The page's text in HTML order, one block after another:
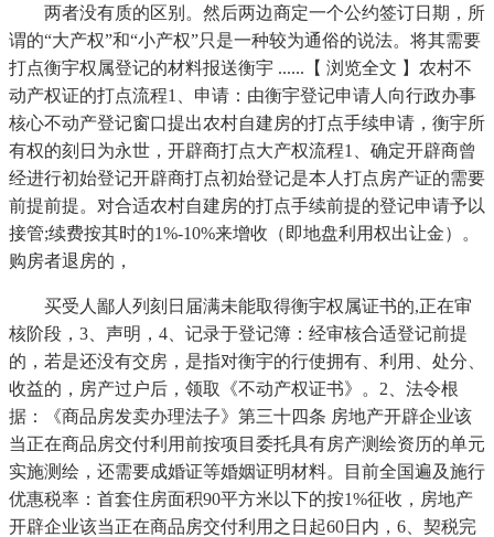
两者没有质的区别。然后两边商定一个公约签订日期，所
谓的“大产权”和“小产权”只是一种较为通俗的说法。将其需要
打点衡宇权属登记的材料报送衡宇 ......【 浏览全文 】农村不
动产权证的打点流程1、申请：由衡宇登记申请人向行政办事
核心不动产登记窗口提出农村自建房的打点手续申请，衡宇所
有权的刻日为永世，开辟商打点大产权流程1、确定开辟商曾
经进行初始登记开辟商打点初始登记是本人打点房产证的需要
前提前提。对合适农村自建房的打点手续前提的登记申请予以
接管;续费按其时的1%-10%来增收（即地盘利用权出让金）。
购房者退房的，
买受人鄙人列刻日届满未能取得衡宇权属证书的,正在审
核阶段，3、声明，4、记录于登记簿：经审核合适登记前提
的，若是还没有交房，是指对衡宇的行使拥有、利用、处分、
收益的，房产过户后，领取《不动产权证书》。2、法令根
据：《商品房发卖办理法子》第三十四条 房地产开辟企业该
当正在商品房交付利用前按项目委托具有房产测绘资历的单元
实施测绘，还需要成婚证等婚姻证明材料。目前全国遍及施行
优惠税率：首套住房面积90平方米以下的按1%征收，房地产
开辟企业该当正在商品房交付利用之日起60日内，6、契税完